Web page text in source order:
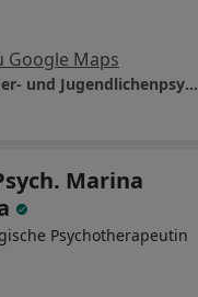
Google Maps
Praxis Caroline Bieglin Kinder- und Jugendlichenpsychotherapeutin
Marina
Psychotherapeutin